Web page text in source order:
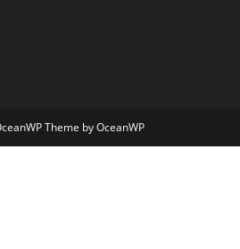
Theme by OceanWP